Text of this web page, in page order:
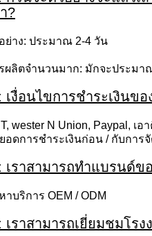
?
ย่าง: ประมาณ 2-4 วัน
ผลิตจำนวนมาก: มักจะประมา
เงื่อนไขการชำระเงินข
wester N Union, Paypal, เ
อดการชำระเงินก่อน / กับกา
เราสามารถทำแบรนด์ขอ
าบริการ OEM / ODM
เราสามารถเยี่ยมชมโร